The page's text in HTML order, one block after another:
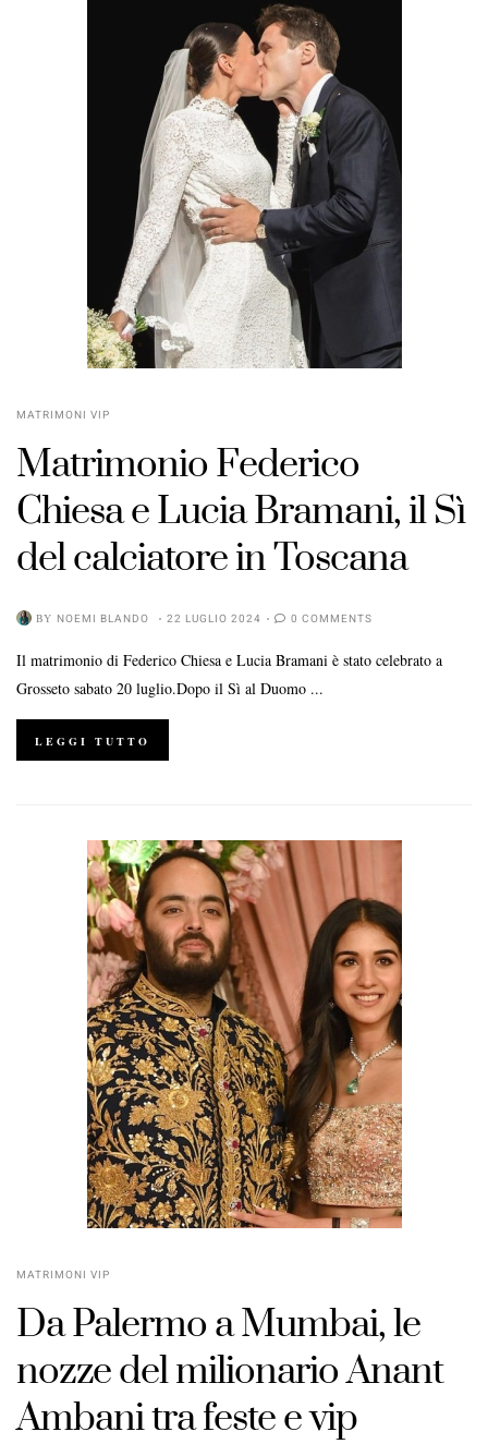
MATRIMONI VIP
Matrimonio Federico
Chiesa e Lucia Bramani, il Sì
del calciatore in Toscana
BY NOEMI BLANDO 22 LUGLIO 2024 0 COMMENTS
Il matrimonio di Federico Chiesa e Lucia Bramani è stato celebrato a
Grosseto sabato 20 luglio.Dopo il Sì al Duomo ...
LEGGI TUTTO
MATRIMONI VIP
Da Palermo a Mumbai, le
nozze del milionario Anant
Ambani tra feste e vip